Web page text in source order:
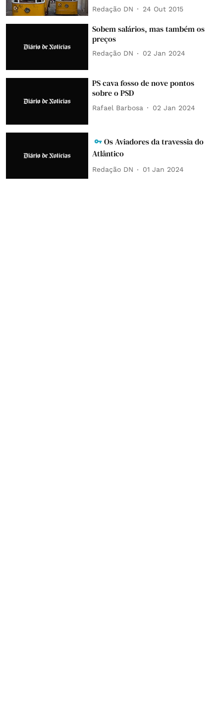
Redação DN 24 Out 2015
Sobem salários, mas também os
preços
Redação DN 02 Jan 2024
PS cava fosso de nove pontos
sobre o PSD
Rafael Barbosa 02 Jan 2024
Os Aviadores da travessia do
Atlântico
Redação DN 01 Jan 2024